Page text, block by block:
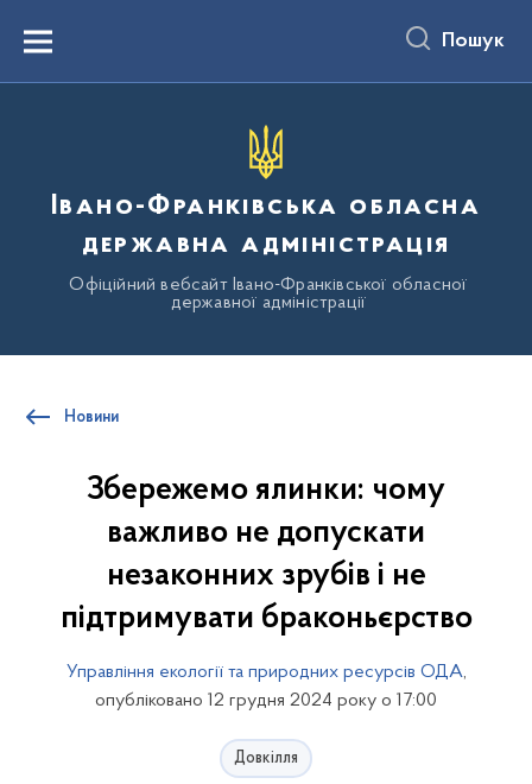
вмістуMenu Пошук
Івано-Франківська обласна
державна адміністрація
Офіційний вебсайт Івано-Франківської обласної
державної адміністрації
Новини
Збережемо ялинки: чому
важливо не допускати
незаконних зрубів і не
підтримувати браконьєрство
Управління екології та природних ресурсів ОДА,
опубліковано 12 грудня 2024 року о 17:00
Довкілля